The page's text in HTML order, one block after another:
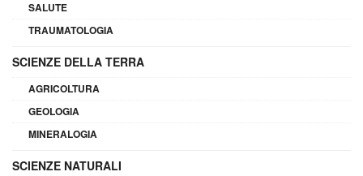
SALUTE
TRAUMATOLOGIA
SCIENZE DELLA TERRA
AGRICOLTURA
GEOLOGIA
MINERALOGIA
SCIENZE NATURALI